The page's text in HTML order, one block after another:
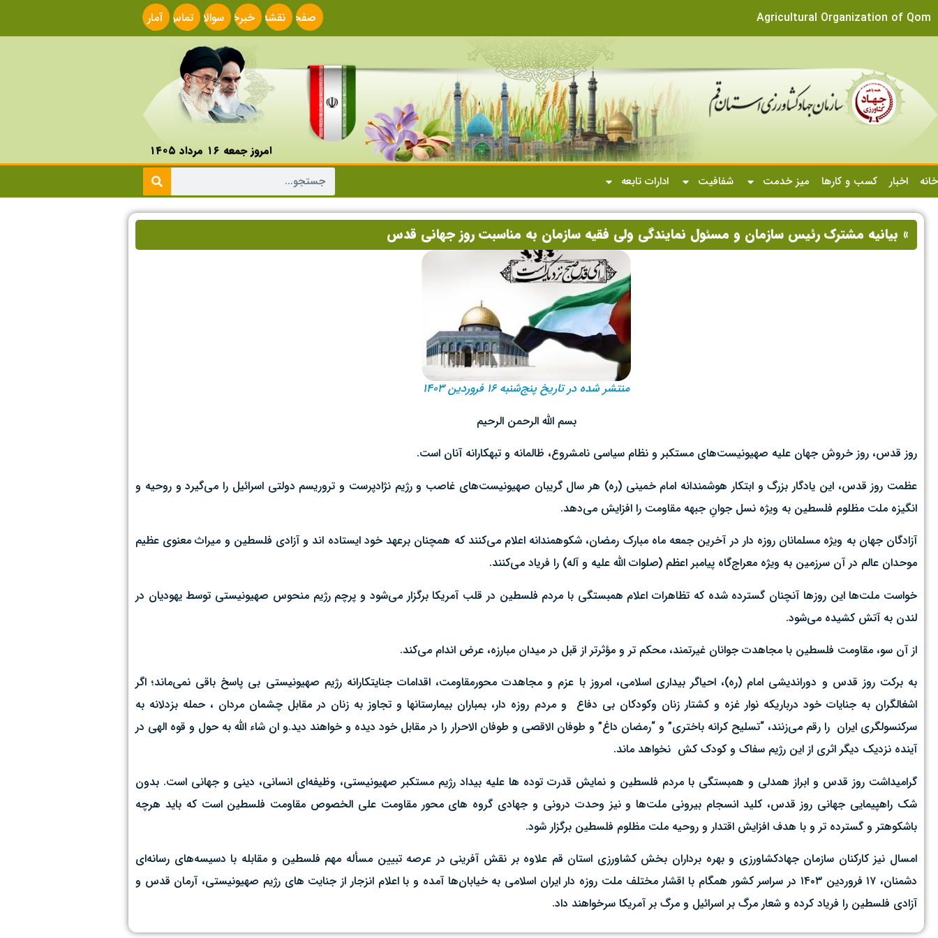
Agricultural Organization of Qom
صفحه
اصلی
نقشه
سایت
خبرخوانسوالات
متداول
تماس
با ما
آمار
سایت
امروز جمعه ۱۶ مرداد ۱۴۰۵
خانه
اخبار کسب و کارها میز خدمت شفافیت ادارات تابعه
» بیانیه مشترک رئیس سازمان و مسئول نمایندگی ولی فقیه سازمان به مناسبت روز جهانی قدس
منتشر شده در تاریخ پنج‌شنبه ۱۶ فروردین ۱۴۰۳
بسم الله الرحمن الرحیم
روز قدس، روز خروش جهان علیه صهیونیست‌های مستکبر و نظام سیاسی نامشروع، ظالمانه و تبهکارانه آنان است.
عظمت روز قدس، این یادگار بزرگ و ابتکار هوشمندانه امام خمینی (ره) هر سال گریبان صهیونیست‌های غاصب و رژیم نژادپرست و تروریسم دولتی اسرائیل را می‌گیرد و روحیه و
انگیزه ملت مظلوم فلسطین به ویژه نسل جوانِ جبهه مقاومت را افزایش می‌دهد.
آزادگان جهان به ویژه مسلمانان روزه دار در آخرین جمعه ماه مبارک رمضان، شکوهمندانه اعلام می‌کنند که همچنان برعهد خود ایستاده اند و آزادی فلسطین و میراث معنوی عظیم
موحدان عالم در آن سرزمین به ویژه معراج‌گاه پیامبر اعظم (صلوات الله علیه و آله) را فریاد می‌کنند.
خواست ملت‌ها این روزها آنچنان گسترده شده که تظاهرات اعلام همبستگی با مردم فلسطین در قلب آمریکا برگزار می‌شود و پرچم رژیم منحوس صهیونیستی توسط یهودیان در
لندن به آتش کشیده می‌شود.
از آن سو، مقاومت فلسطین با مجاهدت جوانان غیرتمند، محکم تر و مؤثرتر از قبل در میدان مبارزه، عرض اندام می‌کند.
به برکت روز قدس و دوراندیشی امام (ره)، احیاگر بیداری اسلامی، امروز با عزم و مجاهدت محورمقاومت، اقدامات جنایتکارانه رژیم صهیونیستی بی پاسخ باقی نمی‌ماند؛ اگر
اشغالگران به جنایات خود درباریکه نوار غزه و کشتار زنان وکودکان بی دفاع و مردم روزه دار، بمباران بیمارستانها و تجاوز به زنان در مقابل چشمان مردان ، حمله بزدلانه به
سرکنسولگری ایران را رقم می‌زنند، “تسلیح کرانه باختری” و “رمضان داغ” و طوفان الاقصی و طوفان الاحرار را در مقابل خود دیده و خواهند دید.و ان شاء الله به حول و قوه الهی در
آینده نزدیک دیگر اثری از این رژیم سفاک و کودک کش نخواهد ماند.
گرامیداشت روز قدس و ابراز همدلی و همبستگی با مردم فلسطین و نمایش قدرت توده ها علیه بیداد رژیم مستکبر صهیونیستی، وظیفه‌ای انسانی، دینی و جهانی است. بدون
شک راهپیمایی جهانی روز قدس، کلید انسجام بیرونی ملت‌ها و نیز وحدت درونی و جهادی گروه های محور مقاومت علی الخصوص مقاومت فلسطین است که باید هرچه
باشکوهتر و گسترده تر و با هدف افزایش اقتدار و روحیه ملت مظلوم فلسطین برگزار شود.
امسال نیز کارکنان سازمان جهادکشاورزی و بهره برداران بخش کشاورزی استان قم علاوه بر نقش آفرینی در عرصه تبیین مسأله مهم فلسطین و مقابله با دسیسه‌های رسانه‌ای
دشمنان، ۱۷ فروردین ۱۴۰۳ در سراسر کشور همگام با اقشار مختلف ملت روزه دار ایران اسلامی به خیابان‌ها آمده و با اعلام انزجار از جنایت های رژیم صهیونیستی، آرمان قدس و
آزادی فلسطین را فریاد کرده و شعار مرگ بر اسرائیل و مرگ بر آمریکا سرخواهند داد.